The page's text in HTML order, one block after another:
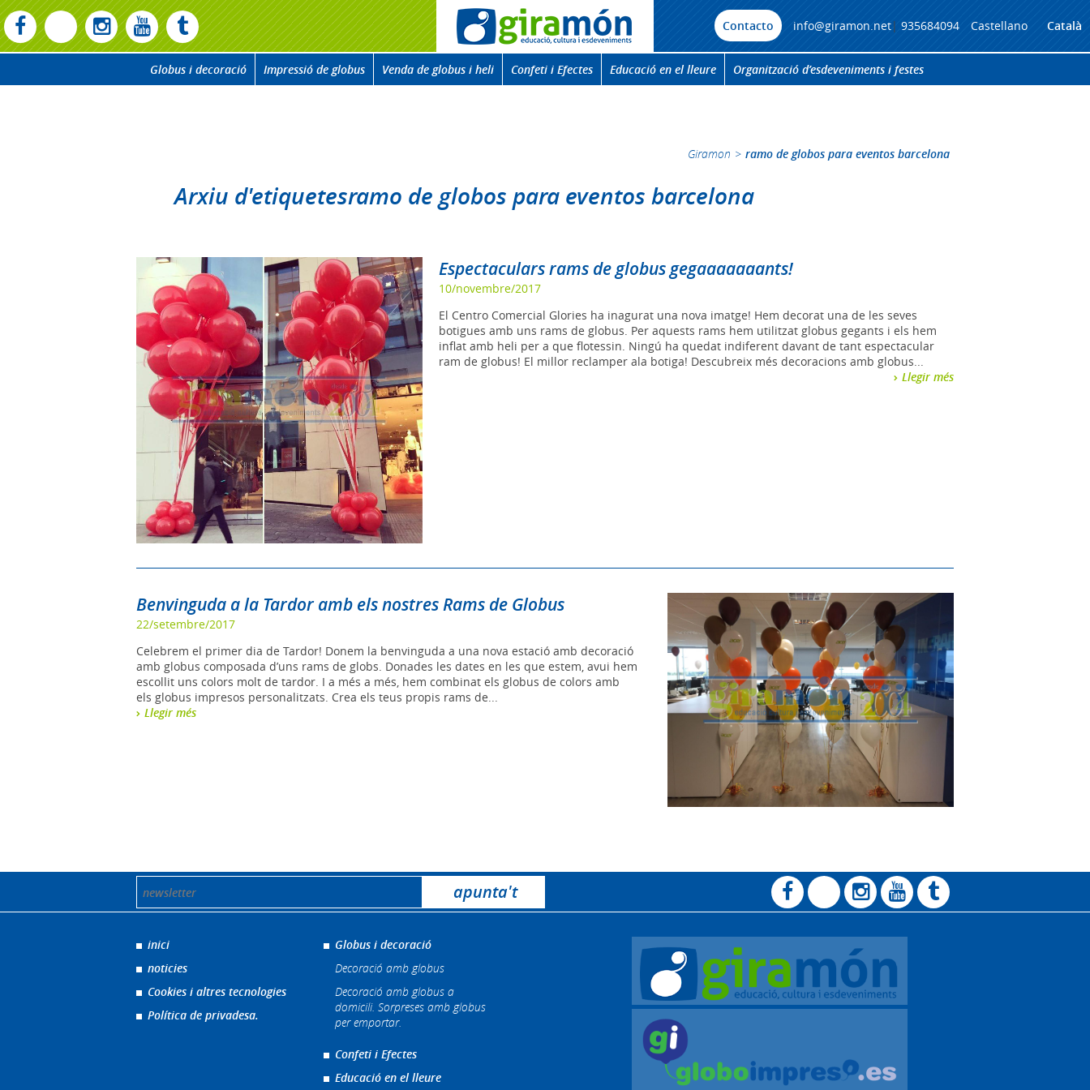
Contacto info@giramon.net| 935684094 Castellano Català
Globus i decoració Impressió de globus Venda de globus i heli Confeti i Efectes Educació en el lleure Organització d’esdeveniments i festes
Giramon > ramo de globos para eventos barcelona
Arxiu d'etiquetesramo de globos para eventos barcelona
Espectaculars rams de globus gegaaaaaaants!
10/novembre/2017
El Centro Comercial Glories ha inagurat una nova imatge! Hem decorat una de les seves
botigues amb uns rams de globus. Per aquests rams hem utilitzat globus gegants i els hem
inflat amb heli per a que flotessin. Ningú ha quedat indiferent davant de tant espectacular
ram de globus! El millor reclamper ala botiga! Descubreix més decoracions amb globus...
Llegir més
Benvinguda a la Tardor amb els nostres Rams de Globus
22/setembre/2017
Celebrem el primer dia de Tardor! Donem la benvinguda a una nova estació amb decoració
amb globus composada d’uns rams de globs. Donades les dates en les que estem, avui hem
escollit uns colors molt de tardor. I a més a més, hem combinat els globus de colors amb
els globus impresos personalitzats. Crea els teus propis rams de...
Llegir més
inici
noticies
Cookies i altres tecnologies
Política de privadesa.
Globus i decoració
Decoració amb globus
Decoració amb globus a
domicili. Sorpreses amb globus
per emportar.
Confeti i Efectes
Educació en el lleure